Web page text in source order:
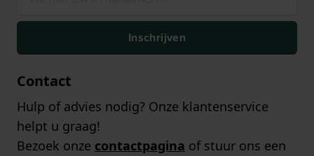
Inschrijven
Contact
Hulp of advies nodig? Onze klantenservice
helpt u graag!
Bezoek onze contactpagina of stuur ons een